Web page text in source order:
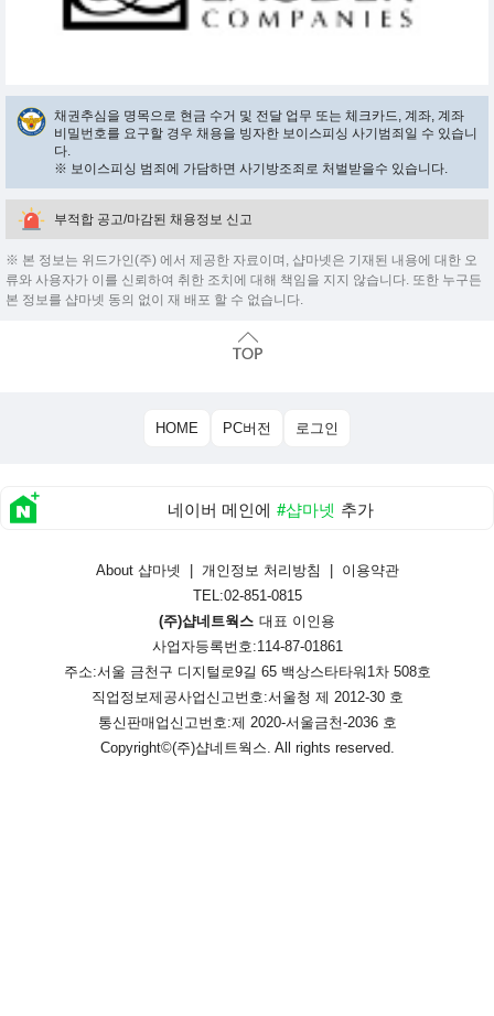
채권추심을 명목으로 현금 수거 및 전달 업무 또는 체크카드, 계좌, 계좌
비밀번호를 요구할 경우 채용을 빙자한 보이스피싱 사기범죄일 수 있습니
다.
※ 보이스피싱 범죄에 가담하면 사기방조죄로 처벌받을수 있습니다.
부적합 공고/마감된 채용정보 신고
※ 본 정보는 위드가인(주) 에서 제공한 자료이며, 샵마넷은 기재된 내용에 대한 오
류와 사용자가 이를 신뢰하여 취한 조치에 대해 책임을 지지 않습니다. 또한 누구든
본 정보를 샵마넷 동의 없이 재 배포 할 수 없습니다.
HOME PC버전 로그인
네이버 메인에 #샵마넷 추가
About 샵마넷 개인정보 처리방침
이용약관
TEL:02-851-0815
(주)샵네트웍스 대표 이인용
사업자등록번호:114-87-01861
주소:서울 금천구 디지털로9길 65 백상스타타워1차 508호
직업정보제공사업신고번호:서울청 제 2012-30 호
통신판매업신고번호:제 2020-서울금천-2036 호
Copyright©(주)샵네트웍스. All rights reserved.